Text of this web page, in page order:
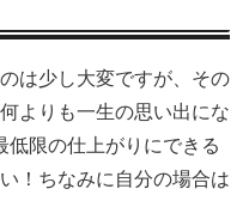
は少し大変ですが、その
よりも一生の思い出にな
低限の仕上がりにできる
！ちなみに自分の場合は